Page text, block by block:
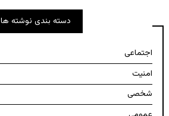
دسته بندی نوشته ها
اجتماعی
امنیت
شخصی